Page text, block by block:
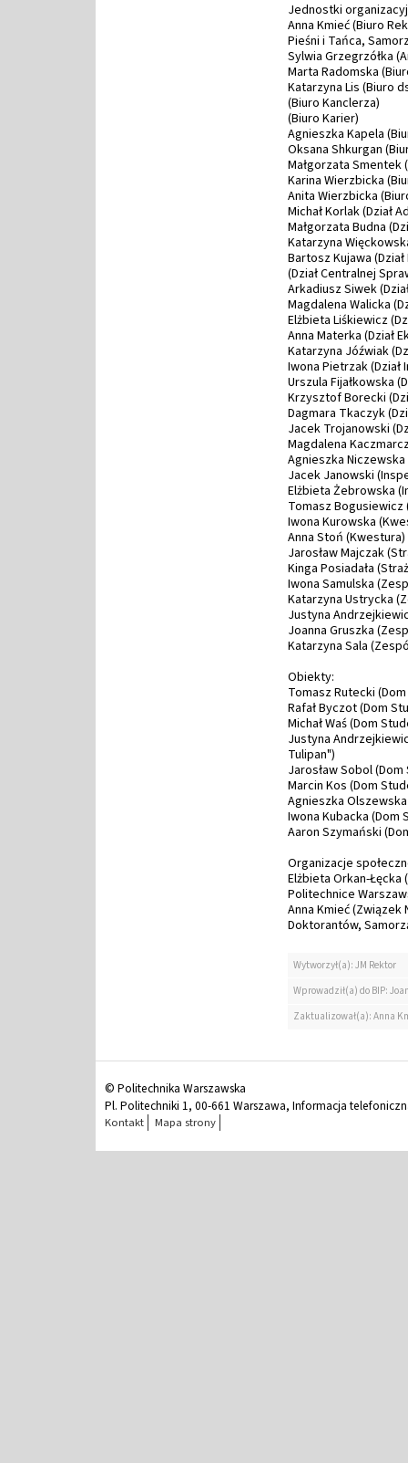
Jednostki
Anna Kmieć (Biuro
Pieśni i Tańca,
Sylwia Grzegrzółka
Marta Radomska
Katarzyna Lis (Biuro
(Biuro Kanclerza)
(Biuro Karier)
Agnieszka Kapela
Oksana Shkurgan
Małgorzata Smentek
Karina Wierzbicka
Anita Wierzbicka
Michał Korlak (Dział
Małgorzata Budna
Katarzyna
Bartosz Kujawa
(Dział Centralnej
Arkadiusz Siwek
Magdalena Walicka
Elżbieta Liśkiewicz
Anna Materka (Dział
Katarzyna Jóźwiak
Iwona Pietrzak
Urszula Fijałkowska
Krzysztof Borecki
Dagmara Tkaczyk
Jacek Trojanowski
Magdalena
Agnieszka
Jacek Janowski
Elżbieta Żebrowska
Tomasz
Iwona Kurowska
Anna Stoń (Kwestura)
Jarosław Majczak
Kinga Posiadała
Iwona Samulska
Katarzyna Ustrycka
Justyna
Joanna Gruszka
Katarzyna Sala
Obiekty:
Tomasz Rutecki
Rafał Byczot (Dom
Michał Waś (Dom
Justyna
Tulipan")
Jarosław Sobol
Marcin Kos (Dom
Agnieszka
Iwona Kubacka (Dom
Aaron Szymański
Organizacje
Elżbieta Orkan-
Politechnice
Anna Kmieć
Doktorantów,
Wytworzył(a): JM Rektor
Wprowadził(a) do BIP:
Zaktualizował(a): Anna
© Politechnika Warszawska
Pl. Politechniki 1, 00-661 Warszawa, Informacja
Kontakt Mapa strony